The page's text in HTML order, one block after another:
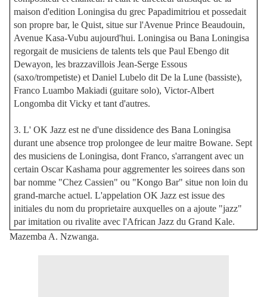
maison d'edition Loningisa du grec Papadimitriou et possedait
son propre bar, le Quist, situe sur l'Avenue Prince Beaudouin,
Avenue Kasa-Vubu aujourd'hui. Loningisa ou Bana Loningisa
regorgait de musiciens de talents tels que Paul Ebengo dit
Dewayon, les brazzavillois Jean-Serge Essous
(saxo/trompetiste) et Daniel Lubelo dit De la Lune (bassiste),
Franco Luambo Makiadi (guitare solo), Victor-Albert
Longomba dit Vicky et tant d'autres.
3. L' OK Jazz est ne d'une dissidence des Bana Loningisa
durant une absence trop prolongee de leur maitre Bowane. Sept
des musiciens de Loningisa, dont Franco, s'arrangent avec un
certain Oscar Kashama pour aggrementer les soirees dans son
bar nomme "Chez Cassien" ou "Kongo Bar" situe non loin du
grand-marche actuel. L'appelation OK Jazz est issue des
initiales du nom du proprietaire auxquelles on a ajoute "jazz"
par imitation ou rivalite avec l'African Jazz du Grand Kale.
Mazemba A. Nzwanga.